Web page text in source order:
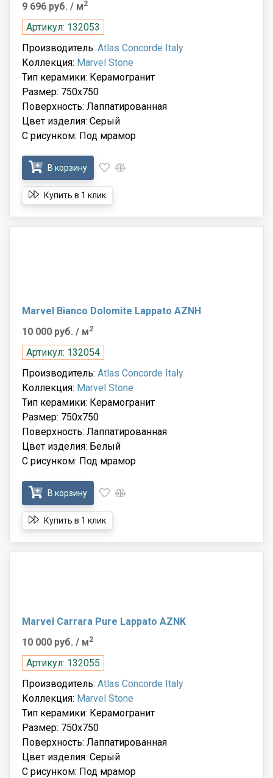
9 696 руб. / м2
Артикул: 132053
Производитель: Atlas Concorde Italy
Коллекция: Marvel Stone
Тип керамики: Керамогранит
Размер: 750x750
Поверхность: Лаппатированная
Цвет изделия: Серый
С рисунком: Под мрамор
В корзину
Купить в 1 клик
Marvel Bianco Dolomite Lappato AZNH
10 000 руб. / м2
Артикул: 132054
Производитель: Atlas Concorde Italy
Коллекция: Marvel Stone
Тип керамики: Керамогранит
Размер: 750x750
Поверхность: Лаппатированная
Цвет изделия: Белый
С рисунком: Под мрамор
В корзину
Купить в 1 клик
Marvel Carrara Pure Lappato AZNK
10 000 руб. / м2
Артикул: 132055
Производитель: Atlas Concorde Italy
Коллекция: Marvel Stone
Тип керамики: Керамогранит
Размер: 750x750
Поверхность: Лаппатированная
Цвет изделия: Серый
С рисунком: Под мрамор